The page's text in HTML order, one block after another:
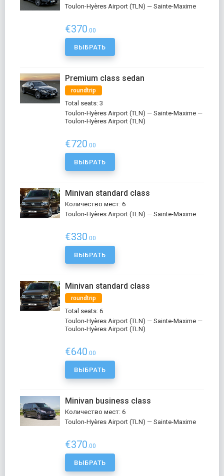
Toulon-Hyères Airport (TLN) — Sainte-Maxime
€370.00
ВЫБРАТЬ
Premium class sedan
roundtrip
Total seats: 3
Toulon-Hyères Airport (TLN) — Sainte-Maxime —
Toulon-Hyères Airport (TLN)
€720.00
ВЫБРАТЬ
Minivan standard class
Количество мест: 6
Toulon-Hyères Airport (TLN) — Sainte-Maxime
€330.00
ВЫБРАТЬ
Minivan standard class
roundtrip
Total seats: 6
Toulon-Hyères Airport (TLN) — Sainte-Maxime —
Toulon-Hyères Airport (TLN)
€640.00
ВЫБРАТЬ
Minivan business class
Количество мест: 6
Toulon-Hyères Airport (TLN) — Sainte-Maxime
€370.00
ВЫБРАТЬ